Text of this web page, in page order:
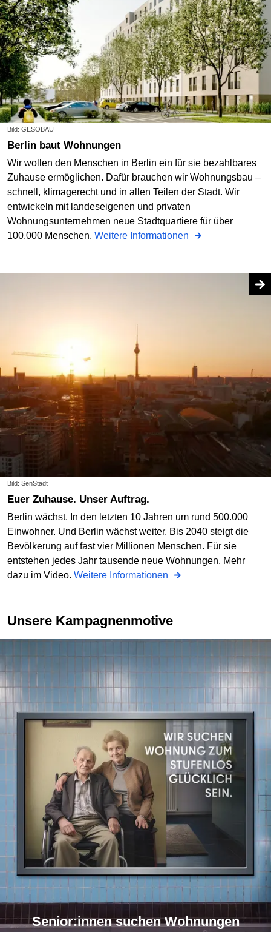
Bild: GESOBAU
Berlin baut Wohnungen
Wir wollen den Menschen in Berlin ein für sie bezahlbares
Zuhause ermöglichen. Dafür brauchen wir Wohnungsbau –
schnell, klimagerecht und in allen Teilen der Stadt. Wir
entwickeln mit landeseigenen und privaten
Wohnungsunternehmen neue Stadtquartiere für über
100.000 Menschen. Weitere Informationen
Bild: SenStadt
Euer Zuhause. Unser Auftrag.
Berlin wächst. In den letzten 10 Jahren um rund 500.000
Einwohner. Und Berlin wächst weiter. Bis 2040 steigt die
Bevölkerung auf fast vier Millionen Menschen. Für sie
entstehen jedes Jahr tausende neue Wohnungen. Mehr
dazu im Video. Weitere Informationen
Unsere Kampagnenmotive
Senior:innen suchen Wohnungen